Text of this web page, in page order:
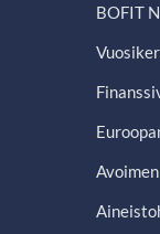
BOFIT